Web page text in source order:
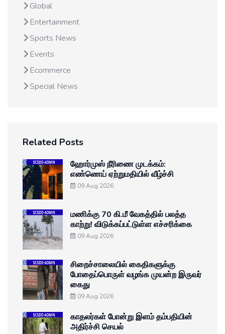
Global
Entertainment
Sports News
Events
Ecommerce
Special News
Related Posts
ஹோர்முஸ் நீரிணை முடக்கம்:
எண்ணெய் ஏற்றுமதியில் வீழ்ச்சி
09 Aug 2026
மணிக்கு 70 கி.மீ வேகத்தில் பலத்த
காற்று! விடுக்கப்பட்டுள்ள எச்சரிக்கை
09 Aug 2026
சிறைச்சாலையில் கைதிகளுக்கு
போதைப்பொருள் வழங்க முயன்ற இருவர்
கைது
09 Aug 2026
காதலர்கள் போன்று இளம் தம்பதியின்
அதிர்ச்சி செயல்